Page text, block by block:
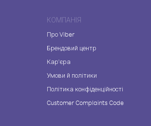
КОМПАНІЯ
Про Viber
Брендовий центр
Кар'єра
Умови й політики
Політика конфіденційності
Customer Complaints Code